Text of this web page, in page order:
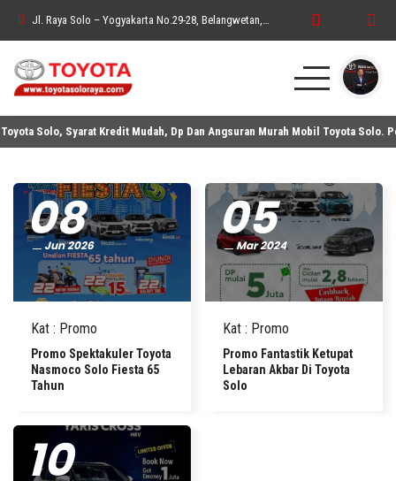
Jl. Raya Solo – Yogyakarta No.29-28, Belangwetan, Belang Wetan, Kec. Klaten Utara, Kabupaten Klaten, Jawa Tengah 57438
HOME
PURE SPORTS
MPV
SUV
HATCHBACK
SEDAN
PROMO
Solo, Syarat Kredit Mudah, Dp Dan Angsuran Murah Mobil Toyota Solo.
08
Jun 2026
Kat : Promo
Promo Spektakuler Toyota
Nasmoco Solo Fiesta 65
Tahun
05
Mar 2024
Kat : Promo
Promo Fantastik Ketupat
Lebaran Akbar Di Toyota
Solo
10